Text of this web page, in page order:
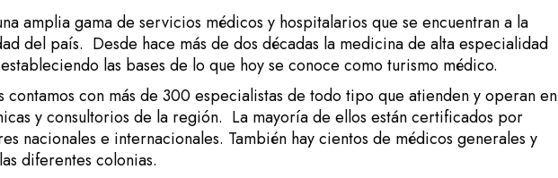
amplia gama de servicios médicos y hospitalarios que se encuentran a la
del país. Desde hace más de dos décadas la medicina de alta especialidad
las bases de lo que hoy se conoce como turismo médico.
contamos con más de 300 especialistas de todo tipo que atienden y operan en
y consultorios de la región. La mayoría de ellos están certificados por
nacionales e internacionales. También hay cientos de médicos generales y
diferentes colonias.